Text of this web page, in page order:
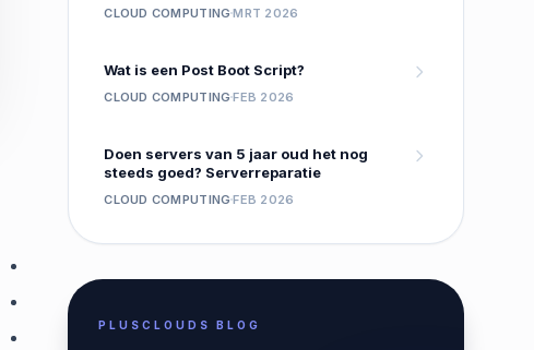
CLOUD COMPUTINGMRT 2026
Wat is een Post Boot Script?
CLOUD COMPUTINGFEB 2026
Doen servers van 5 jaar oud het nog
steeds goed? Serverreparatie
CLOUD COMPUTINGFEB 2026
PLUSCLOUDS BLOG